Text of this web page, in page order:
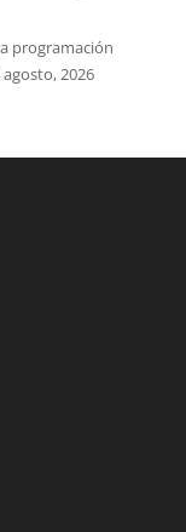
programación
agosto, 2026